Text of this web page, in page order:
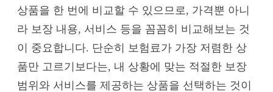
상품을 한 번에 비교할 수 있으므로, 가격뿐 아니
라 보장 내용, 서비스 등을 꼼꼼히 비교해보는 것
이 중요합니다. 단순히 보험료가 가장 저렴한 상
품만 고르기보다는, 내 상황에 맞는 적절한 보장
범위와 서비스를 제공하는 상품을 선택하는 것이